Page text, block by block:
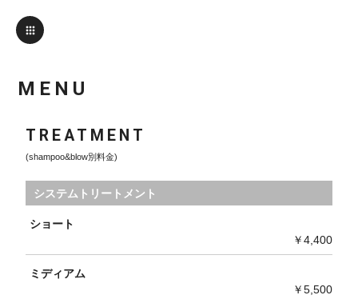
MENU
TREATMENT
(shampoo&blow別料金)
システムトリートメント
ショート
￥4,400
ミディアム
￥5,500